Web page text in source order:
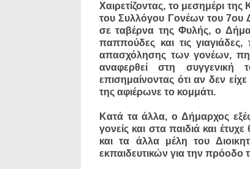
Χαιρετίζοντας, το μεσημέρι
του Συλλόγου Γονέων του 7ου
σε ταβέρνα της Φυλής, ο
παππούδες και τις
απασχόλησης των γονέων,
αναφερθεί στη συγγενική
επισημαίνοντας ότι αν δεν
της αφιέρωνε το κομμάτι.
Κατά τα άλλα, ο Δήμαρχος
γονείς και στα παιδιά και
και τα άλλα μέλη του
εκπαιδευτικών για την πρόοδο